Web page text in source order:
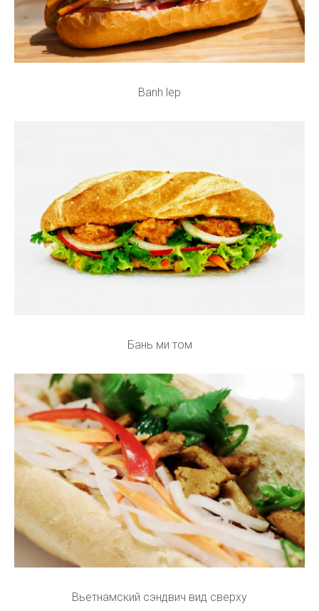
Banh lep
Бань ми том
Вьетнамский сэндвич вид сверху